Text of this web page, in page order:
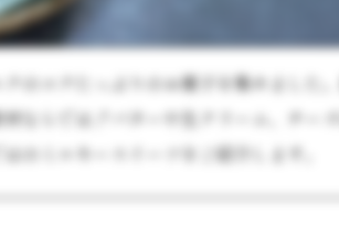
のコクたっぷりのお菓子を集めました
ならでは！バターや生クリーム、チー
のミルキースイーツをご紹介します。